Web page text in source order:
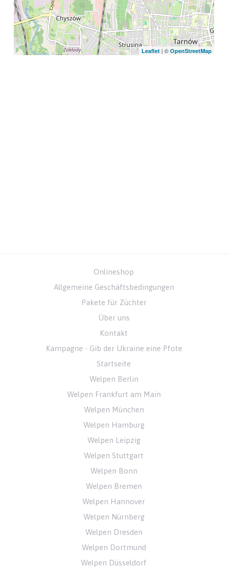
Leaflet| © OpenStreetMap
Onlineshop
Allgemeine Geschäftsbedingungen
Pakete für Züchter
Über uns
Kontakt
Kampagne - Gib der Ukraine eine Pfote
Startseite
Welpen Berlin
Welpen Frankfurt am Main
Welpen München
Welpen Hamburg
Welpen Leipzig
Welpen Stuttgart
Welpen Bonn
Welpen Bremen
Welpen Hannover
Welpen Nürnberg
Welpen Dresden
Welpen Dortmund
Welpen Düsseldorf